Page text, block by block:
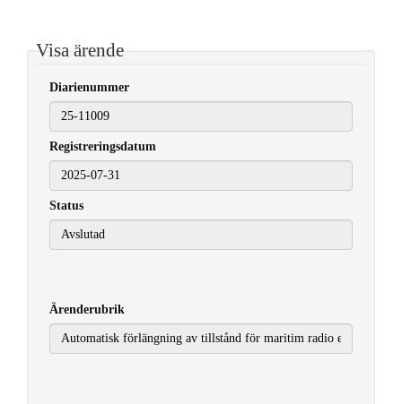
Visa ärende
Diarienummer
Registreringsdatum
2025-07-31
Status
Ärenderubrik